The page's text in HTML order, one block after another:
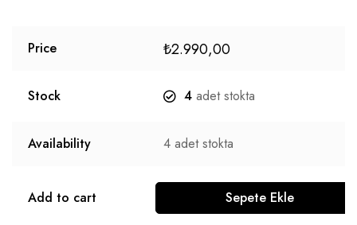
Price ₺2.990,00
Stock 4 adet stokta
Availability 4 adet stokta
Add to cart Sepete Ekle